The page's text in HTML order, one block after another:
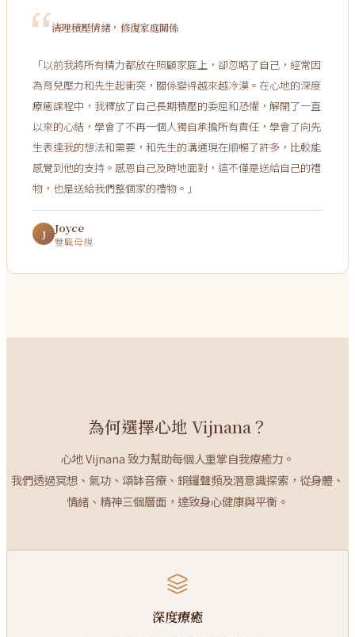
清理積壓情緒，修復家庭關係
「以前我將所有精力都放在照顧家庭上，卻忽略了自己，經常因
為育兒壓力和先生起衝突，關係變得越來越冷漠。在心地的深度
療癒課程中，我釋放了自己長期積壓的委屈和恐懼，解開了一直
以來的心結，學會了不再一個人獨自承擔所有責任，學會了向先
生表達我的想法和需要，和先生的溝通現在順暢了許多，比較能
感覺到他的支持。感恩自己及時地面對，這不僅是送給自己的禮
物，也是送給我們整個家的禮物。 」
J Joyce
雙職母親
為何選擇心地 Vijnana？
心地 Vijnana 致力幫助每個人重掌自我療癒力。
我們透過冥想、氣功、頌缽音療、銅鑼聲頻及潛意識探索，從身體、
情緒、精神三個層面，達致身心健康與平衡。
深度療癒